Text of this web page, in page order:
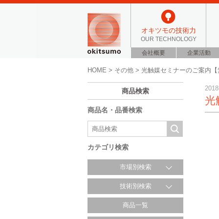
オキツモの技術力
OUR TECHNOLOGY
会社概要 企業活動
HOME > その他 > 光触媒セミナーのご案内【
商品検索
商品名・品番検索
カテゴリ検索
市場別検索
技術別検索
商品一覧
光